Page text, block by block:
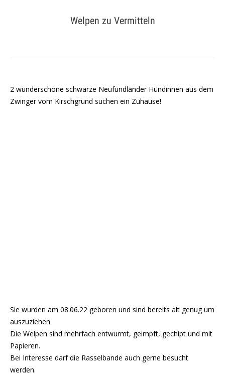
Welpen zu Vermitteln
2 wunderschöne schwarze Neufundländer Hündinnen aus dem
Zwinger vom Kirschgrund suchen ein Zuhause!
Sie wurden am 08.06.22 geboren und sind bereits alt genug um
auszuziehen
Die Welpen sind mehrfach entwurmt, geimpft, gechipt und mit
Papieren.
Bei Interesse darf die Rasselbande auch gerne besucht
werden.